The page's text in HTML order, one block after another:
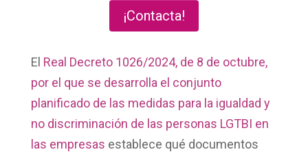
¡Contacta!
El Real Decreto 1026/2024, de 8 de octubre,
por el que se desarrolla el conjunto
planificado de las medidas para la igualdad y
no discriminación de las personas LGTBI en
las empresas establece qué documentos